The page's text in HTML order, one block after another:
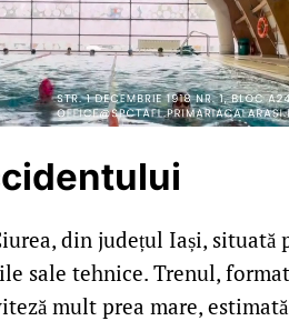
din județul Iași, situată
sale tehnice. Trenul,
mult prea mare,